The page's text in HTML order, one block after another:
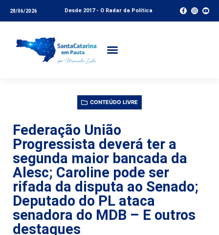
28/06/2026 Desde 2017 - O Radar da Política
CONTEÚDO LIVRE
Federação União
Progressista deverá ter a
segunda maior bancada da
Alesc; Caroline pode ser
rifada da disputa ao Senado;
Deputado do PL ataca
senadora do MDB – E outros
destaques